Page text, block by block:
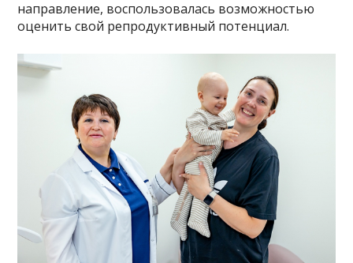
направление, воспользовалась возможностью
оценить свой репродуктивный потенциал.